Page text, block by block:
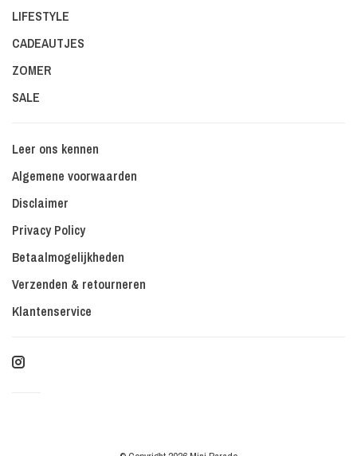
LIFESTYLE
CADEAUTJES
ZOMER
SALE
Leer ons kennen
Algemene voorwaarden
Disclaimer
Privacy Policy
Betaalmogelijkheden
Verzenden & retourneren
Klantenservice